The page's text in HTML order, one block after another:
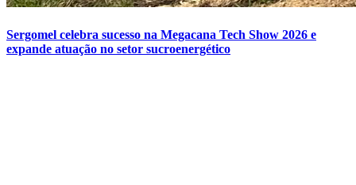
Sergomel celebra sucesso na Megacana Tech Show 2026 e
expande atuação no setor sucroenergético